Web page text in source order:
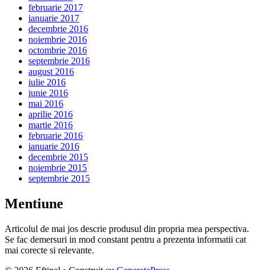
februarie 2017
ianuarie 2017
decembrie 2016
noiembrie 2016
octombrie 2016
septembrie 2016
august 2016
iulie 2016
iunie 2016
mai 2016
aprilie 2016
martie 2016
februarie 2016
ianuarie 2016
decembrie 2015
noiembrie 2015
septembrie 2015
Mentiune
Articolul de mai jos descrie produsul din propria mea perspectiva.
Se fac demersuri in mod constant pentru a prezenta informatii cat
mai corecte si relevante.